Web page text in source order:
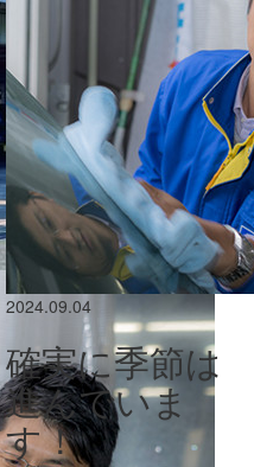
2024.09.04
確実に季節は
進んでいま
す！